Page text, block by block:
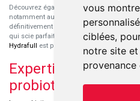
vous
ciblées,
notre site
provenance
Découvrez également les protéines et les
notamment au sein de la gamme
définitivement axée sur le choix qualitatif
qui scie parfaitement aux besoins de
Hydrafull est pensée pour une hydratation
Expertise dans le
probiotiques